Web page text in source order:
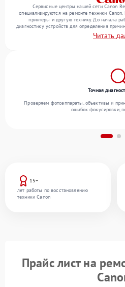
Сервисные центры нашей сети Canon
специализируются на ремонте техники
принтеры и другую технику. До начала
диагностику устройств для определения
перечень необходимых работ и их
деталей по необходимости. В конце
Читать
15+
лет работы по восстановлению
техники Canon
Точная
Проверяем фотоаппараты, объективы и
ошибок фокусировки,
Прайс лист на